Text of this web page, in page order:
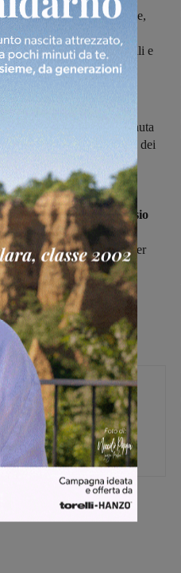
del consiglio a Bucine,
nuovi consiglieri
Alessio Cardelli e
due nuovi consiglieri
La surroga è avvenuta
con la presentazione dei
carica: il nuovo
Alessio Cardelli e Alessio
rassegnato le proprie
stesso MoVimento sia per
per scelte e strategie del